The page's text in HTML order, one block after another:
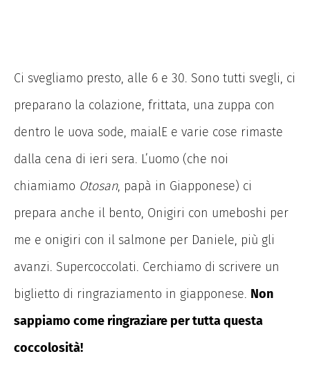
Ci svegliamo presto, alle 6 e 30. Sono tutti svegli, ci
preparano la colazione, frittata, una zuppa con
dentro le uova sode, maialE e varie cose rimaste
dalla cena di ieri sera. L’uomo (che noi
chiamiamo Otosan, papà in Giapponese) ci
prepara anche il bento, Onigiri con umeboshi per
me e onigiri con il salmone per Daniele, più gli
avanzi. Supercoccolati. Cerchiamo di scrivere un
biglietto di ringraziamento in giapponese. Non
sappiamo come ringraziare per tutta questa
coccolosità!